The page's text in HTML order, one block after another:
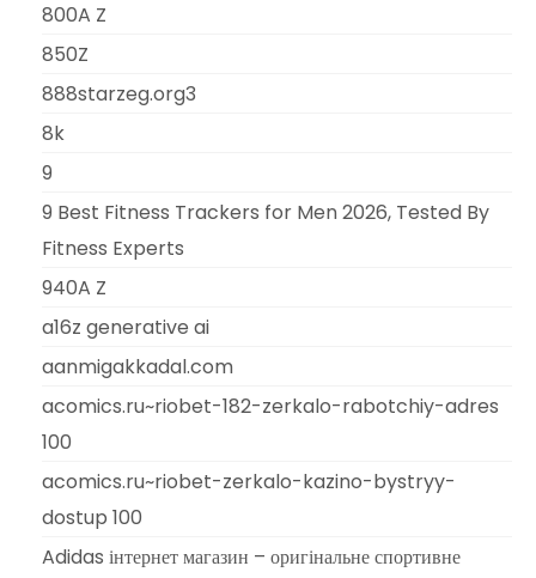
800A Z
850Z
888starzeg.org3
8k
9
9 Best Fitness Trackers for Men 2026, Tested By
Fitness Experts
940A Z
a16z generative ai
aanmigakkadal.com
acomics.ru~riobet-182-zerkalo-rabotchiy-adres
100
acomics.ru~riobet-zerkalo-kazino-bystryy-
dostup 100
Adidas інтернет магазин – оригінальне спортивне